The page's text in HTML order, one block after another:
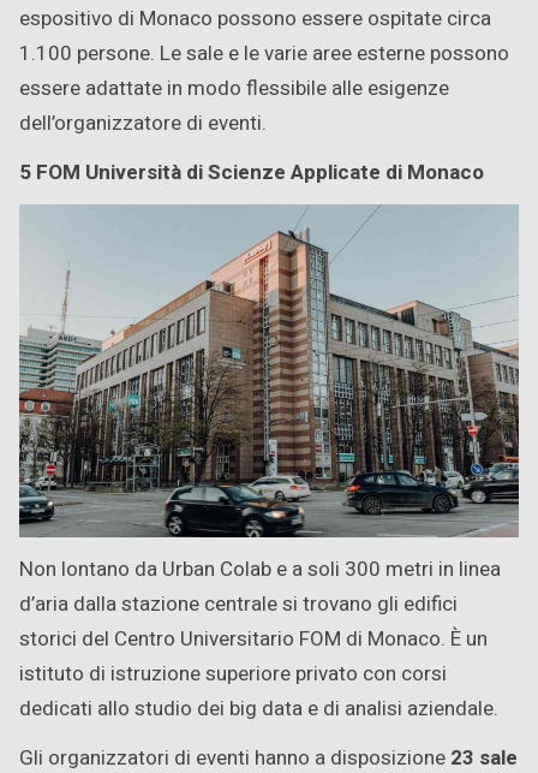
espositivo di Monaco possono essere ospitate circa
1.100 persone. Le sale e le varie aree esterne possono
essere adattate in modo flessibile alle esigenze
dell’organizzatore di eventi.
5 FOM Università di Scienze Applicate di Monaco
Non lontano da Urban Colab e a soli 300 metri in linea
d’aria dalla stazione centrale si trovano gli edifici
storici del Centro Universitario FOM di Monaco. È un
istituto di istruzione superiore privato con corsi
dedicati allo studio dei big data e di analisi aziendale.
Gli organizzatori di eventi hanno a disposizione 23 sale